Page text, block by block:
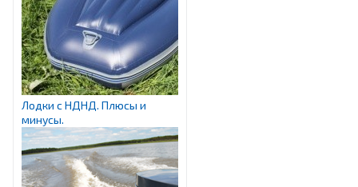
Лодки с НДНД. Плюсы и
минусы.